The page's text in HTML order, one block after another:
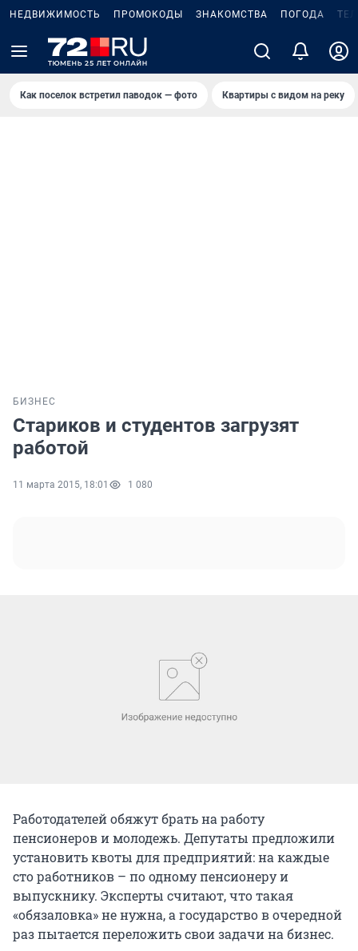
НЕДВИЖИМОСТЬ ПРОМОКОДЫ ЗНАКОМСТВА ПОГОДА
Как поселок встретил паводок — фото Квартиры с видом на реку
БИЗНЕС
Стариков и студентов загрузят
работой
11 марта 2015, 18:01 1 080
Работодателей обяжут брать на работу
пенсионеров и молодежь. Депутаты предложили
установить квоты для предприятий: на каждые
сто работников – по одному пенсионеру и
выпускнику. Эксперты считают, что такая
«обязаловка» не нужна, а государство в очередной
раз пытается переложить свои задачи на бизнес.